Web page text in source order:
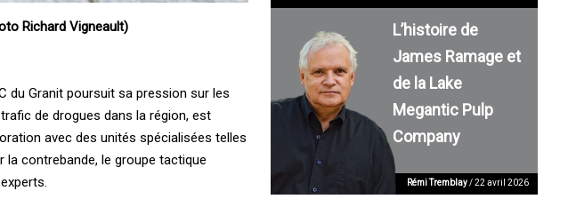
Richard Vigneault)
du ­Granit poursuit sa pression sur les
de drogues dans la région, est
avec des unités spécialisées telles
la contrebande, le groupe tactique
L’histoire de
James Ramage et
de la Lake
Megantic Pulp
Company
Rémi Tremblay/ 22 avril 2026